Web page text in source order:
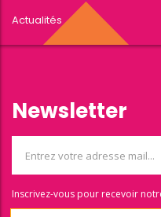
Actualités
Newsletter
Inscrivez-vous pour recevoir